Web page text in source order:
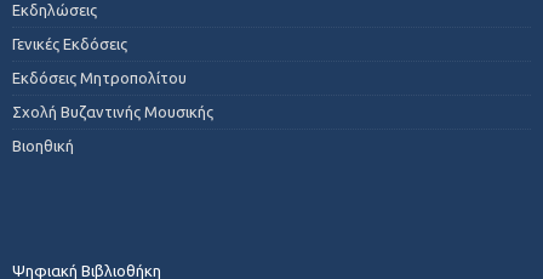
Εκδηλώσεις
Γενικές Εκδόσεις
Εκδόσεις Μητροπολίτου
Σχολή Βυζαντινής Μουσικής
Βιοηθική
Ψηφιακή Βιβλιοθήκη